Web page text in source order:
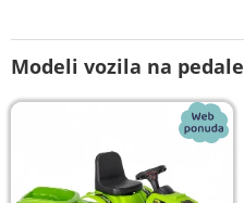
Modeli vozila na pedale